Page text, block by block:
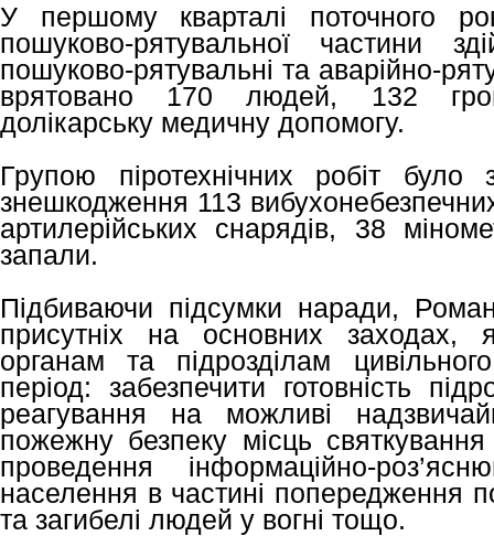
У першому кварталі поточного
пошуково-рятувальної частини
пошуково-рятувальні та аварійно-
врятовано 170 людей, 132
долікарську медичну допомогу.
Групою піротехнічних робіт було
знешкодження 113
артилерійських снарядів, 38
запали.
Підбиваючи підсумки наради,
присутніх на основних заходах,
органам та підрозділам
період: забезпечити готовність
реагування на можливі
пожежну безпеку місць
проведення інформаційно-
населення в частині попередження
та загибелі людей у вогні тощо.